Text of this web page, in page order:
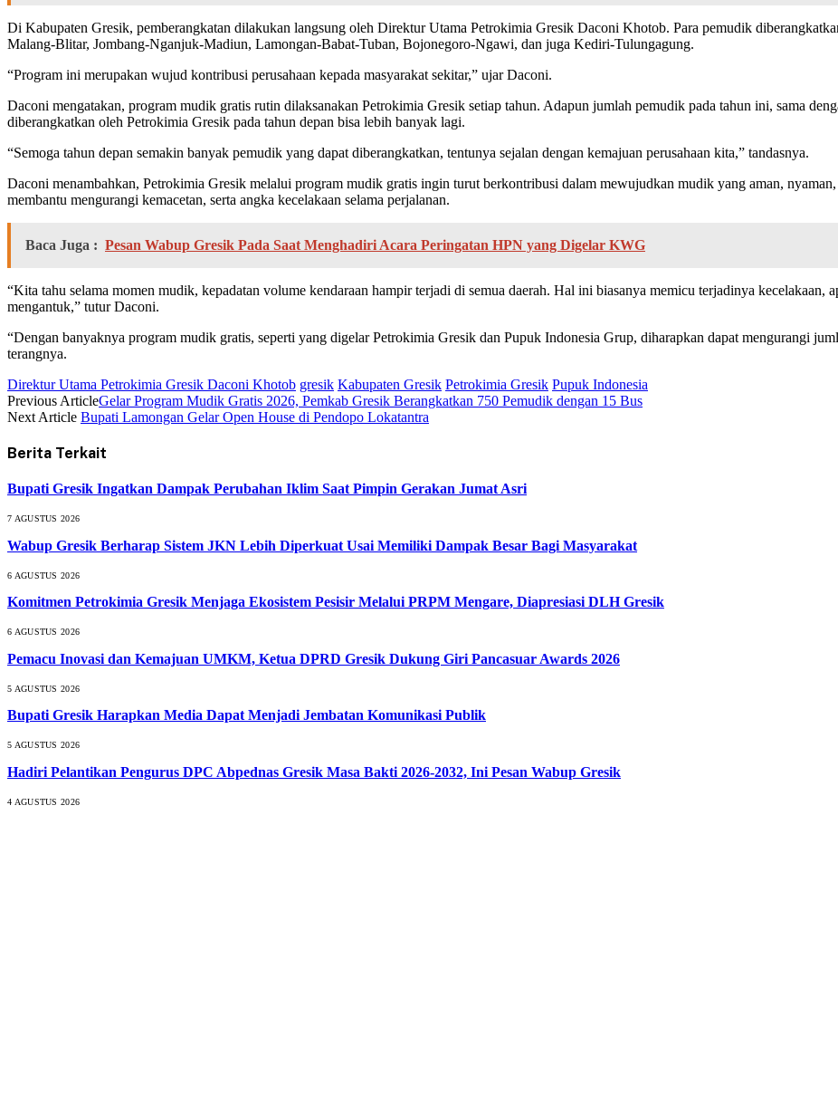
Di Kabupaten Gresik, pemberangkatan dilakukan langsung oleh Direktur Utama Petrokimia Gresik Daconi Khotob. Para pemudik
Malang-Blitar, Jombang-Nganjuk-Madiun, Lamongan-Babat-Tuban, Bojonegoro-Ngawi, dan juga Kediri-Tulungagung.
“Program ini merupakan wujud kontribusi perusahaan kepada masyarakat sekitar,” ujar Daconi.
Daconi mengatakan, program mudik gratis rutin dilaksanakan Petrokimia Gresik setiap tahun. Adapun jumlah pemudik pada tahun ini, sama
diberangkatkan oleh Petrokimia Gresik pada tahun depan bisa lebih banyak lagi.
“Semoga tahun depan semakin banyak pemudik yang dapat diberangkatkan, tentunya sejalan dengan kemajuan perusahaan kita,” tandasnya.
Daconi menambahkan, Petrokimia Gresik melalui program mudik gratis ingin turut berkontribusi dalam mewujudkan mudik yang aman,
membantu mengurangi kemacetan, serta angka kecelakaan selama perjalanan.
Baca Juga : Pesan Wabup Gresik Pada Saat Menghadiri Acara Peringatan HPN yang Digelar KWG
“Kita tahu selama momen mudik, kepadatan volume kendaraan hampir terjadi di semua daerah. Hal ini biasanya memicu terjadinya kecelakaan,
mengantuk,” tutur Daconi.
“Dengan banyaknya program mudik gratis, seperti yang digelar Petrokimia Gresik dan Pupuk Indonesia Grup, diharapkan dapat mengurangi
terangnya.
Direktur Utama Petrokimia Gresik Daconi Khotob gresik Kabupaten Gresik Petrokimia Gresik Pupuk Indonesia
Previous ArticleGelar Program Mudik Gratis 2026, Pemkab Gresik Berangkatkan 750 Pemudik dengan 15 Bus
Next Article Bupati Lamongan Gelar Open House di Pendopo Lokatantra
Berita Terkait
Bupati Gresik Ingatkan Dampak Perubahan Iklim Saat Pimpin Gerakan Jumat Asri
7 AGUSTUS 2026
Wabup Gresik Berharap Sistem JKN Lebih Diperkuat Usai Memiliki Dampak Besar Bagi Masyarakat
6 AGUSTUS 2026
Komitmen Petrokimia Gresik Menjaga Ekosistem Pesisir Melalui PRPM Mengare, Diapresiasi DLH Gresik
6 AGUSTUS 2026
Pemacu Inovasi dan Kemajuan UMKM, Ketua DPRD Gresik Dukung Giri Pancasuar Awards 2026
5 AGUSTUS 2026
Bupati Gresik Harapkan Media Dapat Menjadi Jembatan Komunikasi Publik
5 AGUSTUS 2026
Hadiri Pelantikan Pengurus DPC Abpednas Gresik Masa Bakti 2026-2032, Ini Pesan Wabup Gresik
4 AGUSTUS 2026